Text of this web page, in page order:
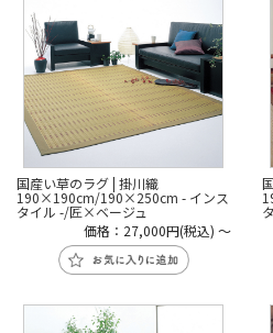
国産い草のラグ | 掛川織
190×190cm/190×250cm - インス
タイル -/匠×ベージュ
価格：27,000円(税込) ～